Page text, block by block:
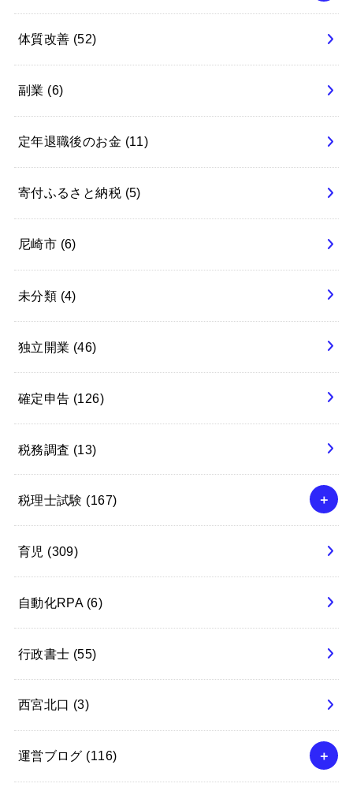
体質改善 (52)
副業 (6)
定年退職後のお金 (11)
寄付ふるさと納税 (5)
尼崎市 (6)
未分類 (4)
独立開業 (46)
確定申告 (126)
税務調査 (13)
税理士試験 (167)
育児 (309)
自動化RPA (6)
行政書士 (55)
西宮北口 (3)
運営ブログ (116)